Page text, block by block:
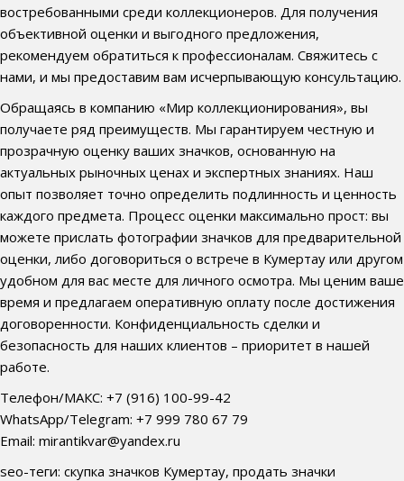
востребованными среди коллекционеров. Для получения
объективной оценки и выгодного предложения,
рекомендуем обратиться к профессионалам. Свяжитесь с
нами, и мы предоставим вам исчерпывающую консультацию.
Обращаясь в компанию «Мир коллекционирования», вы
получаете ряд преимуществ. Мы гарантируем честную и
прозрачную оценку ваших значков, основанную на
актуальных рыночных ценах и экспертных знаниях. Наш
опыт позволяет точно определить подлинность и ценность
каждого предмета. Процесс оценки максимально прост: вы
можете прислать фотографии значков для предварительной
оценки, либо договориться о встрече в Кумертау или другом
удобном для вас месте для личного осмотра. Мы ценим ваше
время и предлагаем оперативную оплату после достижения
договоренности. Конфиденциальность сделки и
безопасность для наших клиентов – приоритет в нашей
работе.
Телефон/МАКС: +7 (916) 100-99-42
WhatsApp/Telegram: +7 999 780 67 79
Email: mirantikvar@yandex.ru
seo-теги: скупка значков Кумертау, продать значки